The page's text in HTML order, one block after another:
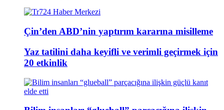
Çin’den ABD’nin yaptırım kararına misilleme
Yaz tatilini daha keyifli ve verimli geçirmek için
20 etkinlik